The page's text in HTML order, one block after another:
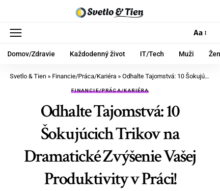
Aa
Domov/Zdravie Každodenný život IT/Tech Muži
Svetlo & Tien » Financie/Práca/Kariéra » Odhalte Tajomstvá: 10 Šokujúcich Trikov na Dramatické Zvýšenie Vašej Produktivity v Práci!
FINANCIE/PRÁCA/KARIÉRA
Odhalte Tajomstvá: 10
Šokujúcich Trikov na
Dramatické Zvýšenie Vašej
Produktivity v Práci!